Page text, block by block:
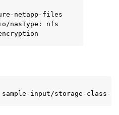
netapp-files
nasType: nfs
input/storage-class-